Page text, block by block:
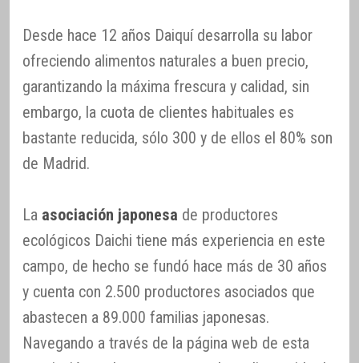
Desde hace 12 años Daiquí desarrolla su labor
ofreciendo alimentos naturales a buen precio,
garantizando la máxima frescura y calidad, sin
embargo, la cuota de clientes habituales es
bastante reducida, sólo 300 y de ellos el 80% son
de Madrid.
La asociación japonesa de productores
ecológicos Daichi tiene más experiencia en este
campo, de hecho se fundó hace más de 30 años
y cuenta con 2.500 productores asociados que
abastecen a 89.000 familias japonesas.
Navegando a través de la página web de esta